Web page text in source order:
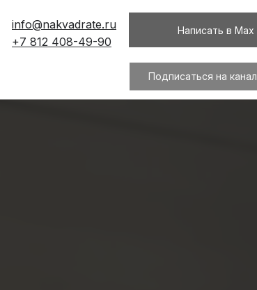
info@nakvadrate.ru
+7 812 408-49-90
Написать в Max
Подписаться на канал